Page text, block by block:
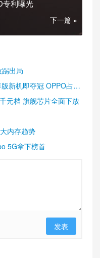
专利曝光
下一篇 »
出局
新机即夺冠 OPPO占据
元档 旗舰芯片全面下放
内存趋势
5G拿下榜首
发表